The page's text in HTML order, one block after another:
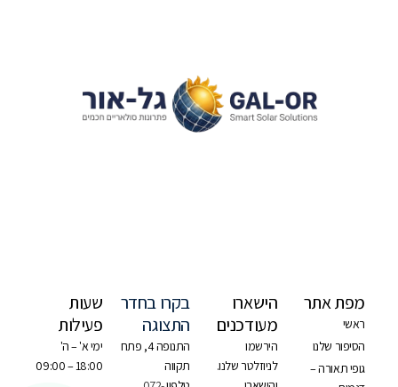
בקרו בחדר
התצוגה
התנופה 4, פתח
תקווה
שעות
פעילות
ימי א' – ה'
18:00 – 09:00
מפת אתר
ראשי
הסיפור שלנו
גופי תאורה –
הישארו
מעודכנים
הירשמו
לניוזלטר שלנו.